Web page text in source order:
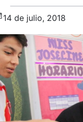
14 de julio, 2018